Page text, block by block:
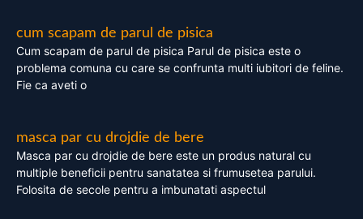
cum scapam de parul de pisica
Cum scapam de parul de pisica Parul de pisica este o
problema comuna cu care se confrunta multi iubitori de feline.
Fie ca aveti o
masca par cu drojdie de bere
Masca par cu drojdie de bere este un produs natural cu
multiple beneficii pentru sanatatea si frumusetea parului.
Folosita de secole pentru a imbunatati aspectul